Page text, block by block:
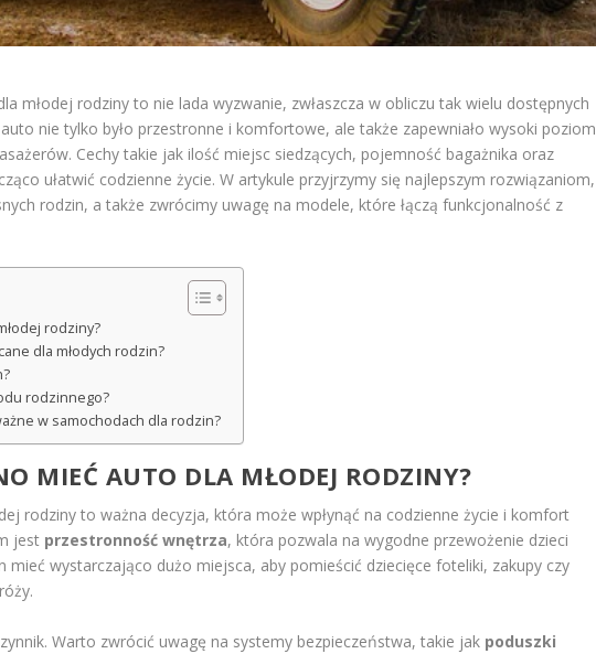
młodej rodziny to nie lada wyzwanie, zwłaszcza w obliczu tak wielu dostępnych
nie tylko było przestronne i komfortowe, ale także zapewniało wysoki poziom
Cechy takie jak ilość miejsc siedzących, pojemność bagażnika oraz
ułatwić codzienne życie. W artykule przyjrzymy się najlepszym rozwiązaniom,
rodzin, a także zwrócimy uwagę na modele, które łączą funkcjonalność z
rodziny?
dla młodych rodzin?
rodzinnego?
w samochodach dla rodzin?
MIEĆ AUTO DLA MŁODEJ RODZINY?
rodziny to ważna decyzja, która może wpłynąć na codzienne życie i komfort
jest przestronność wnętrza, która pozwala na wygodne przewożenie dzieci
mieć wystarczająco dużo miejsca, aby pomieścić dziecięce foteliki, zakupy czy
Warto zwrócić uwagę na systemy bezpieczeństwa, takie jak poduszki